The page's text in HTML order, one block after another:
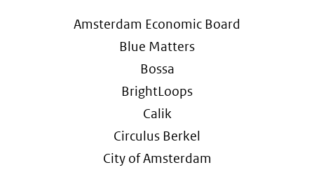
Amsterdam Economic Board
Blue Matters
Bossa
BrightLoops
Calik
Circulus Berkel
City of Amsterdam